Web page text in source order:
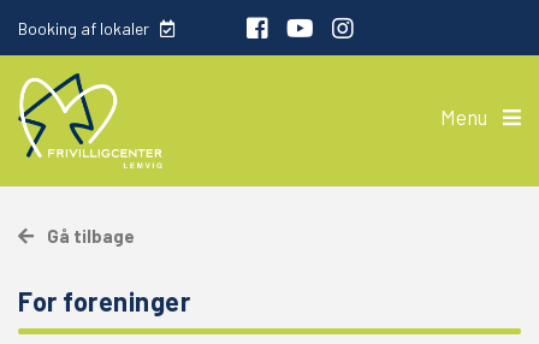
Booking af lokaler
Menu
Gå tilbage
For foreninger